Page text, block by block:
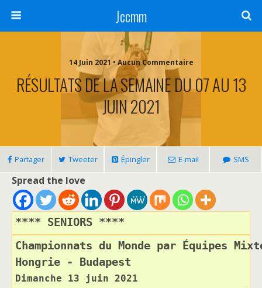
Jccmm
14 Juin 2021 • Aucun Commentaire
RÉSULTATS DE LA SEMAINE DU 07 AU 13
JUIN 2021
Partager Tweeter Épingler E-mail SMS
Spread the love
**** SENIORS ****
Championnats du Monde par Équipes
Hongrie - Budapest
Dimanche 13 juin 2021